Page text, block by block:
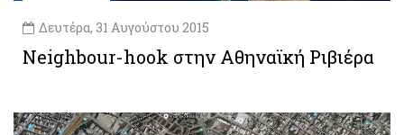
Δευτέρα, 31 Αυγούστου 2015
Neighbour-hook στην Αθηναϊκή Ριβιέρα